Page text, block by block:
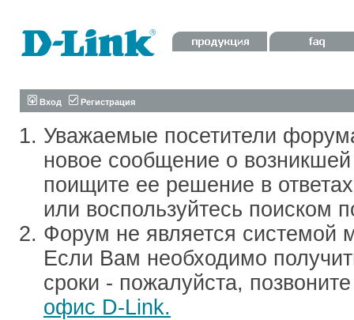
Вход Регистрация
Уважаемые посетители
новое сообщение о
поищите ее решение в
или воспользуйтесь поиском
Форум не является системой
Если Вам необходимо
сроки - пожалуйста,
офис D-Link.